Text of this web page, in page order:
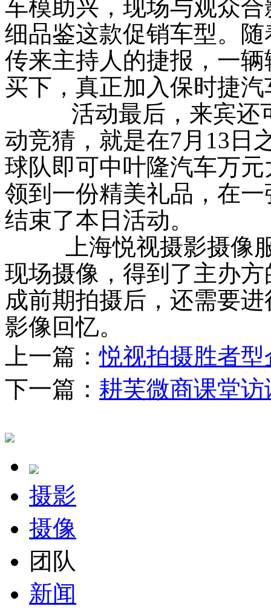
车模助兴，现场与观众
细品鉴这款促销车型。
传来主持人的捷报，一
买下，真正加入保时捷
活动最后，来宾还
动竞猜，就是在7月13日
球队即可中叶隆汽车万
领到一份精美礼品，在
结束了本日活动。
上海悦视摄影摄像
现场摄像，得到了主办
成前期拍摄后，还需要
影像回忆。
上一篇：悦视拍摄胜者
下一篇： 耕芙微商课堂
摄影
摄像
团队
新闻